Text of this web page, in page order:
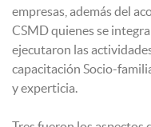
empresas, además del
CSMD quienes se
ejecutaron las
capacitación Socio-
y experticia.